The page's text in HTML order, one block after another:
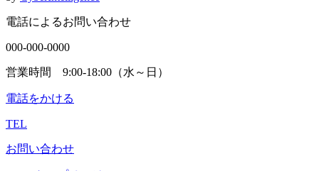
電話によるお問い合わせ
000-000-0000
営業時間 9:00-18:00（水～日）
電話をかける
TEL
お問い合わせ